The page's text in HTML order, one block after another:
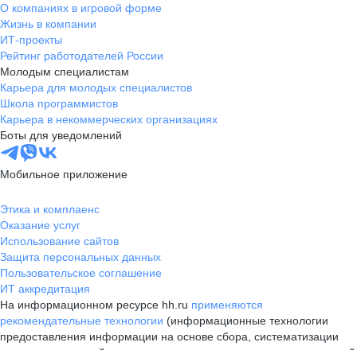
О компаниях в игровой форме
Жизнь в компании
ИТ-проекты
Рейтинг работодателей России
Молодым специалистам
Карьера для молодых специалистов
Школа программистов
Карьера в некоммерческих организациях
Боты для уведомлений
Мобильное приложение
Этика и комплаенс
Оказание услуг
Использование сайтов
Защита персональных данных
Пользовательское соглашение
ИТ аккредитация
На информационном ресурсе hh.ru применяются
рекомендательные технологии (информационные технологии
предоставления информации на основе сбора, систематизации